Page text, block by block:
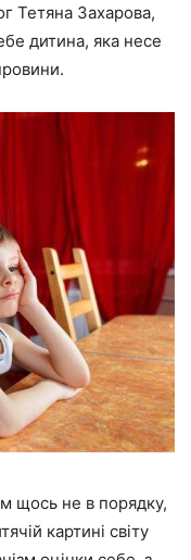
Тетяна Захарова,
дитина, яка несе
щось не в порядку,
картині світу